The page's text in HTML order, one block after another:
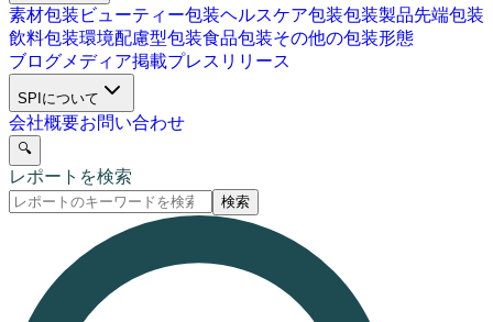
素材包装 ビューティー包装ヘルスケア包装包装製品先端包装
飲料包装環境配慮型包装食品包装その他の包装形態
ブログメディア掲載プレスリリース
SPIについて
会社概要お問い合わせ
🔍
レポートを検索
検索